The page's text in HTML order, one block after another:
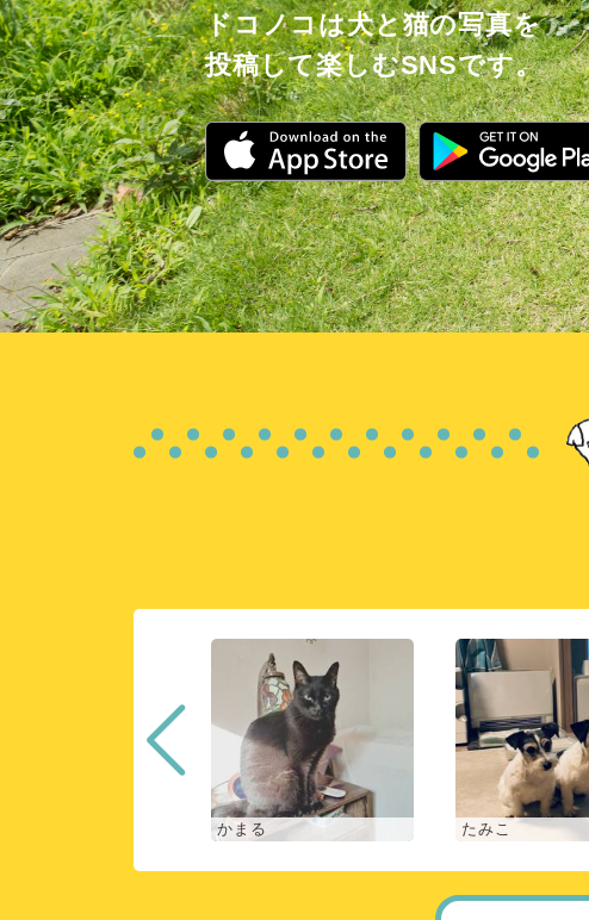
ドコノコは犬と猫の写真を
投稿して楽しむSNSです。
かまる たみこ